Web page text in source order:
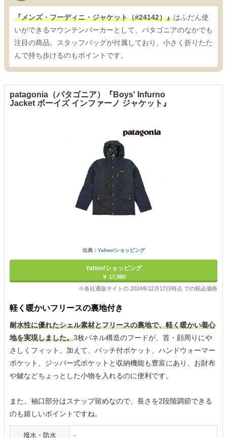
『メンズ・フーディニ・ジャケット（#24142）』はふだん使
いができるマウンテンパーカーとして、パタゴニアのなかでも
注目の商品。スタッフバッグが付属しており、小さく折りたた
んで持ち歩けるのもポイントです。
patagonia（パタゴニア）『Boys' Infurno
Jacket ボーイズ インファーノ ジャケット』
出典： Yahoo!ショッピング
Yahoo!ショッピング
￥ 17,980
※各社通販サイトの 2024年12月17日時点 での税込価格
軽く暖かいフリースの裏地付き
耐水性に優れたシェル素材とフリースの裏地で、軽く暖かい着心
地を実現しました。3枚パネル構造のフードが、首・顔周りにや
さしくフィット。加えて、パッチ付ポケット、ハンドウォーマー
ポケット、ジッパー式ポケットと収納機能も豊富にあり、お財布
や鍵などちょっとした小物を入れるのに便利です。
また、袖口部分はスナップ留めなので、長さを2段階調節できる
のも嬉しいポイントですね。
撥水・防水 -